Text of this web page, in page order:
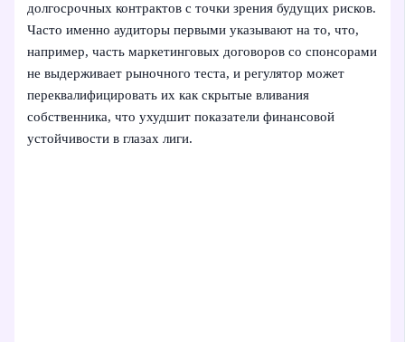
долгосрочных контрактов с точки зрения будущих рисков.
Часто именно аудиторы первыми указывают на то, что,
например, часть маркетинговых договоров со спонсорами
не выдерживает рыночного теста, и регулятор может
переквалифицировать их как скрытые вливания
собственника, что ухудшит показатели финансовой
устойчивости в глазах лиги.